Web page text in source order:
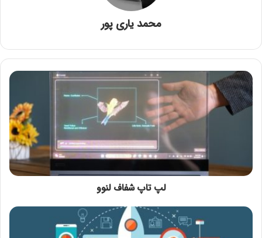
محمد یاری پور
لپ تاپ شفاف لنوو